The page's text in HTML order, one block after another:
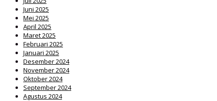
Juni 2025
Mei 2025
April 2025
Maret 2025
Februari 2025
Januari 2025
Desember 2024
November 2024
Oktober 2024
September 2024
Agustus 2024